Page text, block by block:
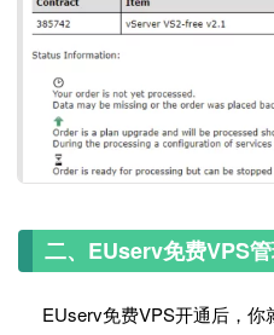
二、EUserv免费VPS
EUserv免费VPS开通后，